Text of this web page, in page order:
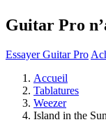
Guitar Pro
Essayer Guitar Pro
Accueil
Tablatures
Weezer
Island in the Sun